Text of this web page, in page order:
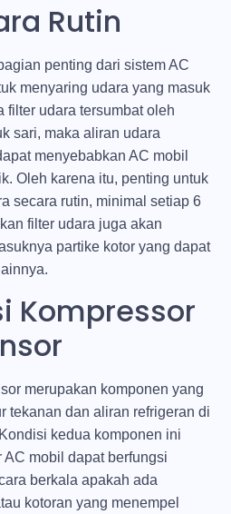
Rutin
penting dari sistem AC
menyaring udara yang masuk
filter udara tersumbat oleh
sari, maka aliran udara
menyebabkan AC mobil
Oleh karena itu, penting untuk
secara rutin, minimal setiap 6
filter udara juga akan
partike kotor yang dapat
Kompressor
merupakan komponen yang
tekanan dan aliran refrigeran di
kedua komponen ini
mobil dapat berfungsi
berkala apakah ada
kotoran yang menempel